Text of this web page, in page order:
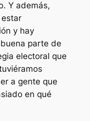
Y además,
y hay
parte de
electoral que
a gente que
en qué